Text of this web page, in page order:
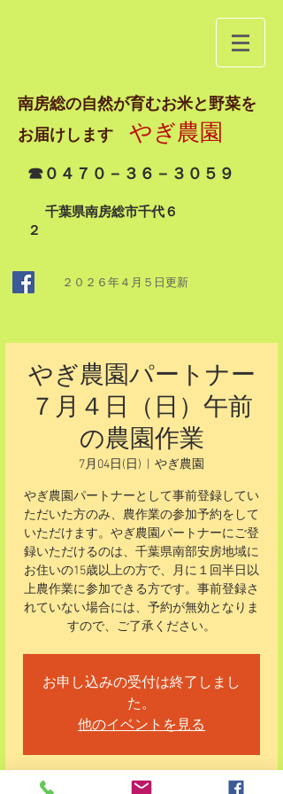
南房総の自然が育むお米と野菜を
お届けします やぎ農園
☎０４７０－３６－３０５９
千葉県南房総市千代６
２
２０２６年４月５日 更新
やぎ農園パートナー
７月４日（日）午前
の農園作業
7月04日(日) やぎ農園
やぎ農園パートナーとして事前登録してい
ただいた方のみ、農作業の参加予約をして
いただけます。やぎ農園パートナーにご登
録いただけるのは、千葉県南部安房地域に
お住いの15歳以上の方で、月に１回半日以
上農作業に参加できる方です。事前登録さ
れていない場合には、予約が無効となりま
すので、ご了承ください。
お申し込みの受付は終了しまし
た。
他のイベントを見る